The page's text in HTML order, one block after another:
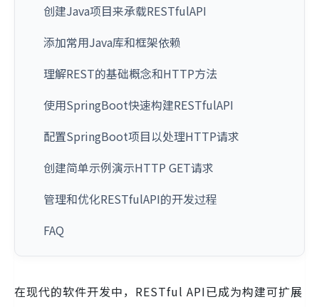
创建Java项目来承载RESTfulAPI
添加常用Java库和框架依赖
理解REST的基础概念和HTTP方法
使用SpringBoot快速构建RESTfulAPI
配置SpringBoot项目以处理HTTP请求
创建简单示例演示HTTP GET请求
管理和优化RESTfulAPI的开发过程
FAQ
在现代的软件开发中，RESTful API已成为构建可扩展